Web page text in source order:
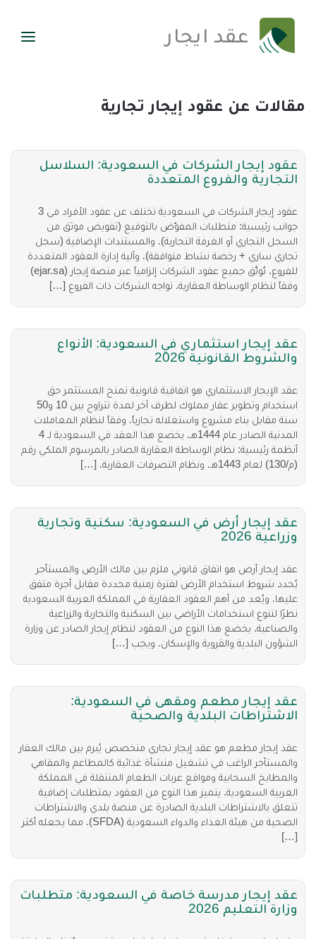
عقد ايجار
مقالات عن عقود إيجار تجارية
عقود إيجار الشركات في السعودية: السلاسل
التجارية والفروع المتعددة
عقود إيجار الشركات في السعودية تختلف عن عقود الأفراد في 3
جوانب رئيسية: متطلبات المفوّض بالتوقيع (تفويض موثق من
السجل التجاري أو الغرفة التجارية)، والمستندات الإضافية (سجل
تجاري ساري + رخصة نشاط متوافقة)، وآلية إدارة العقود المتعددة
للفروع. تُوثَّق جميع عقود الشركات إلزامياً عبر منصة إيجار (ejar.sa)
وفقاً لنظام الوساطة العقارية. تواجه الشركات ذات الفروع […]
عقد إيجار استثماري في السعودية: الأنواع
والشروط القانونية 2026
عقد الإيجار الاستثماري هو اتفاقية قانونية تمنح المستثمر حق
استخدام وتطوير عقار مملوك لطرف آخر لمدة تتراوح بين 10 و50
سنة مقابل بناء مشروع واستغلاله تجارياً، وفقاً لنظام المعاملات
المدنية الصادر عام 1444هـ. يخضع هذا العقد في السعودية لـ 4
أنظمة رئيسية: نظام الوساطة العقارية الصادر بالمرسوم الملكي رقم
(م/130) لعام 1443هـ، ونظام التصرفات العقارية، […]
عقد إيجار أرض في السعودية: سكنية وتجارية
وزراعية 2026
عقد إيجار أرض هو اتفاق قانوني ملزم بين مالك الأرض والمستأجر
يُحدد شروط استخدام الأرض لفترة زمنية محددة مقابل أجرة متفق
عليها، ويُعد من أهم العقود العقارية في المملكة العربية السعودية
نظرًا لتنوع استخدامات الأراضي بين السكنية والتجارية والزراعية
والصناعية. يخضع هذا النوع من العقود لنظام إيجار الصادر عن وزارة
الشؤون البلدية والقروية والإسكان، ويجب […]
عقد إيجار مطعم ومقهى في السعودية:
الاشتراطات البلدية والصحية
عقد إيجار مطعم هو عقد إيجار تجاري متخصص يُبرم بين مالك العقار
والمستأجر الراغب في تشغيل منشأة غذائية كالمطاعم والمقاهي
والمطابخ السحابية ومواقع عربات الطعام المتنقلة في المملكة
العربية السعودية. يتميز هذا النوع من العقود بمتطلبات إضافية
تتعلق بالاشتراطات البلدية الصادرة عن منصة بلدي والاشتراطات
الصحية من هيئة الغذاء والدواء السعودية (SFDA)، مما يجعله أكثر
[…]
عقد إيجار مدرسة خاصة في السعودية: متطلبات
وزارة التعليم 2026